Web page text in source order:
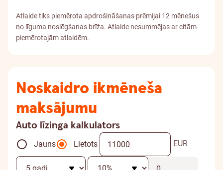
Atlaide tiks piemērota apdrošināšanas prēmijai 12 mēnešus
no līguma noslēgšanas brīža. Atlaide nesummējas ar citām
piemērotajām atlaidēm.
Noskaidro ikmēneša
maksājumu
Auto līzinga kalkulators
Jauns Lietots EUR